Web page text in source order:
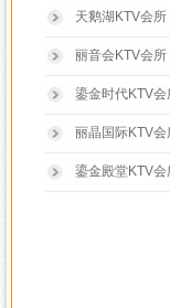
天鹅湖KTV会所
丽音会KTV会所
鎏金时代KTV会
丽晶国际KTV会
鎏金殿堂KTV会